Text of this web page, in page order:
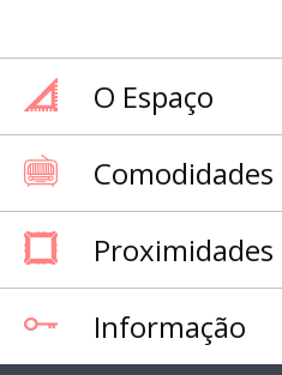
O Espaço
Comodidades
Proximidades
Informação